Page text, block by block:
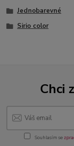
Jednobarevné
Sirio color
Chci
Souhlasím se